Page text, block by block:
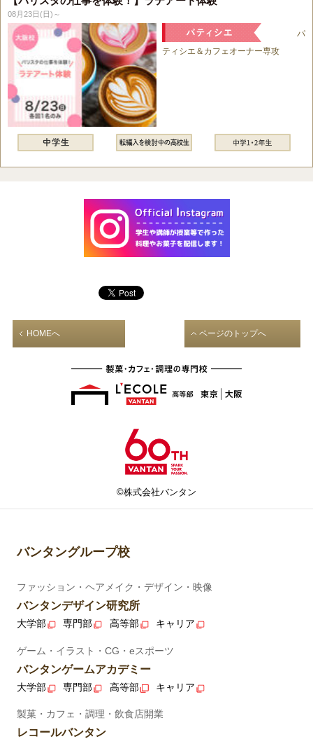
08月23日(日)～
パ
ティシエ＆カフェオーナー専攻
HOMEへ ページのトップへ
©株式会社バンタン
バンタングループ校
ファッション・ヘアメイク・デザイン・映像
バンタンデザイン研究所
大学部 専門部 高等部 キャリア
ゲーム・イラスト・CG・eスポーツ
バンタンゲームアカデミー
大学部 専門部 高等部 キャリア
製菓・カフェ・調理・飲食店開業
レコールバンタン